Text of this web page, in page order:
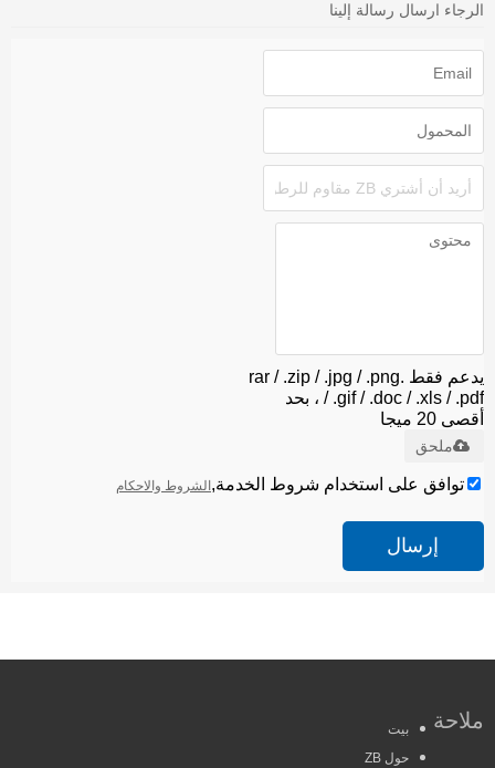
الرجاء ارسال رسالة إلينا
يدعم فقط .rar / .zip / .jpg / .png
/ .gif / .doc / .xls / .pdf ، بحد
أقصى 20 ميجا
ملحق
توافق على استخدام شروط الخدمة, الشروط والاحكام
إرسال
ملاحة
بيت
حول ZB